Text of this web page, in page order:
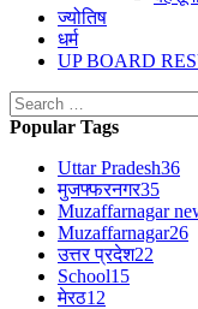
ज्योतिष
धर्म
UP BOARD
Search
for:
Popular Tags
Uttar Pradesh36
मुजफ्फरनगर35
Muzaffarnagar
Muzaffarnagar26
उत्तर प्रदेश22
School15
मेरठ12